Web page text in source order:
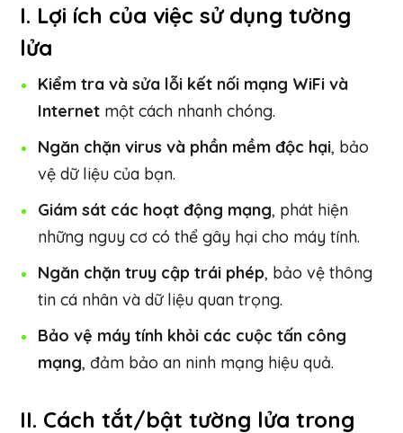
I. Lợi ích của việc sử dụng tường
lửa
Kiểm tra và sửa lỗi kết nối mạng WiFi và
Internet một cách nhanh chóng.
Ngăn chặn virus và phần mềm độc hại, bảo
vệ dữ liệu của bạn.
Giám sát các hoạt động mạng, phát hiện
những nguy cơ có thể gây hại cho máy tính.
Ngăn chặn truy cập trái phép, bảo vệ thông
tin cá nhân và dữ liệu quan trọng.
Bảo vệ máy tính khỏi các cuộc tấn công
mạng, đảm bảo an ninh mạng hiệu quả.
II. Cách tắt/bật tường lửa trong